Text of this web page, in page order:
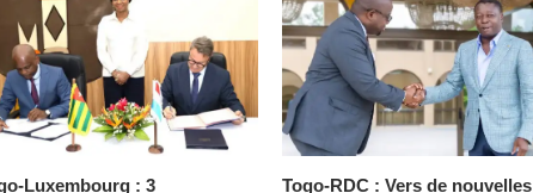
Luxembourg : 3 Togo-RDC : Vers de nouvelles